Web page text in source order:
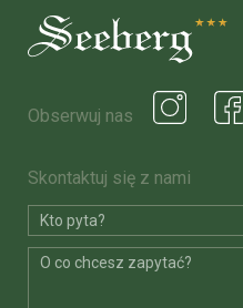
Obserwuj nas
Skontaktuj się z nami